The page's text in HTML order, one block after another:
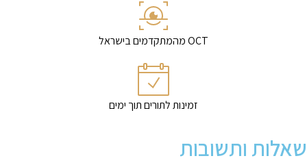
OCT מהמתקדמים בישראל
זמינות לתורים תוך ימים
שאלות ותשובות